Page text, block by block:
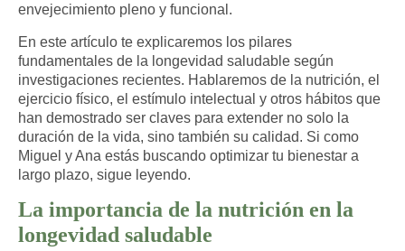
envejecimiento pleno y funcional.
En este artículo te explicaremos los pilares
fundamentales de la longevidad saludable según
investigaciones recientes. Hablaremos de la nutrición, el
ejercicio físico, el estímulo intelectual y otros hábitos que
han demostrado ser claves para extender no solo la
duración de la vida, sino también su calidad. Si como
Miguel y Ana estás buscando optimizar tu bienestar a
largo plazo, sigue leyendo.
La importancia de la nutrición en la
longevidad saludable